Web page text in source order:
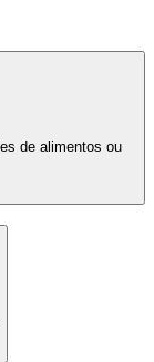
de alimentos ou